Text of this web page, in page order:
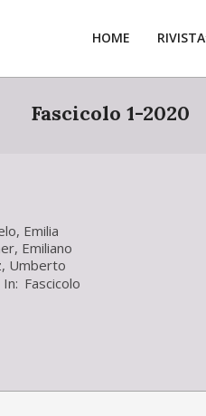
HOME RIVISTA
Fascicolo 1-2020
, Emilia
, Emiliano
, Umberto
In: Fascicolo